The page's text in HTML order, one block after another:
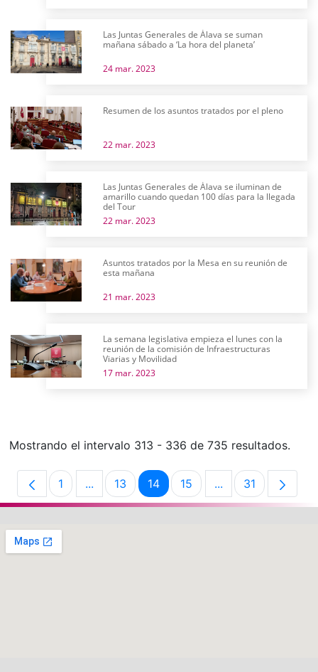
Las Juntas Generales de Álava se suman
mañana sábado a ‘La hora del planeta’
24 mar. 2023
Resumen de los asuntos tratados por el pleno
22 mar. 2023
Las Juntas Generales de Álava se iluminan de
amarillo cuando quedan 100 días para la llegada
del Tour
22 mar. 2023
Asuntos tratados por la Mesa en su reunión de
esta mañana
21 mar. 2023
La semana legislativa empieza el lunes con la
reunión de la comisión de Infraestructuras
Viarias y Movilidad
17 mar. 2023
Mostrando el intervalo 313 - 336 de 735 resultados.
Página
1 ...Páginas intermedias Use TAB para
Página
13 Página
14 Página
15 ...PáginasPágina
31